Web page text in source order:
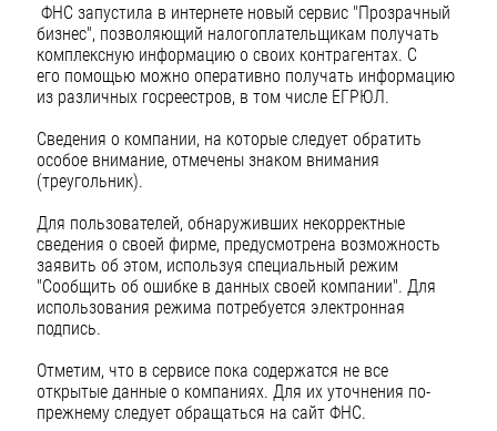
ФНС запустила в интернете новый сервис "Прозрачный
бизнес", позволяющий налогоплательщикам получать
комплексную информацию о своих контрагентах. С
его помощью можно оперативно получать информацию
из различных госреестров, в том числе ЕГРЮЛ.
Сведения о компании, на которые следует обратить
особое внимание, отмечены знаком внимания
(треугольник).
Для пользователей, обнаруживших некорректные
сведения о своей фирме, предусмотрена возможность
заявить об этом, используя специальный режим
"Сообщить об ошибке в данных своей компании". Для
использования режима потребуется электронная
подпись.
Отметим, что в сервисе пока содержатся не все
открытые данные о компаниях. Для их уточнения по-
прежнему следует обращаться на сайт ФНС.